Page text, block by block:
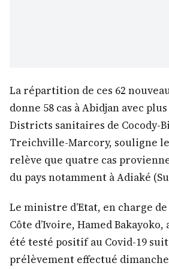
La répartition de ces 62
donne 58 cas à Abidjan avec
Districts sanitaires de Cocody-
Treichville-Marcory, souligne
relève que quatre cas
du pays notamment à Adiaké
Le ministre d’Etat, en charge
Côte d’Ivoire, Hamed
été testé positif au Covid-19
prélèvement effectué